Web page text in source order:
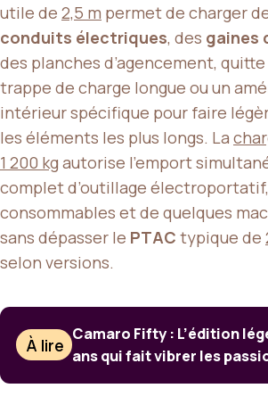
utile de 2,5 m permet de charger
conduits électriques, des gaines
des planches d’agencement,
trappe de charge longue ou un
intérieur spécifique pour faire
les éléments les plus longs. La
1 200 kgautorise l’emport
complet d’outillage électroportatif,
consommables et de quelques
sans dépasser le PTAC typique de
selon versions.
À lire
Camaro Fifty : L’édition
ans qui fait vibrer les